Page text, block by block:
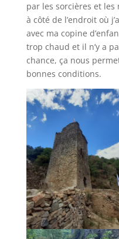
par les sorcières et
à côté de l’endroit où
avec ma copine
trop chaud et il n’y a
chance, ça nous
bonnes conditions.